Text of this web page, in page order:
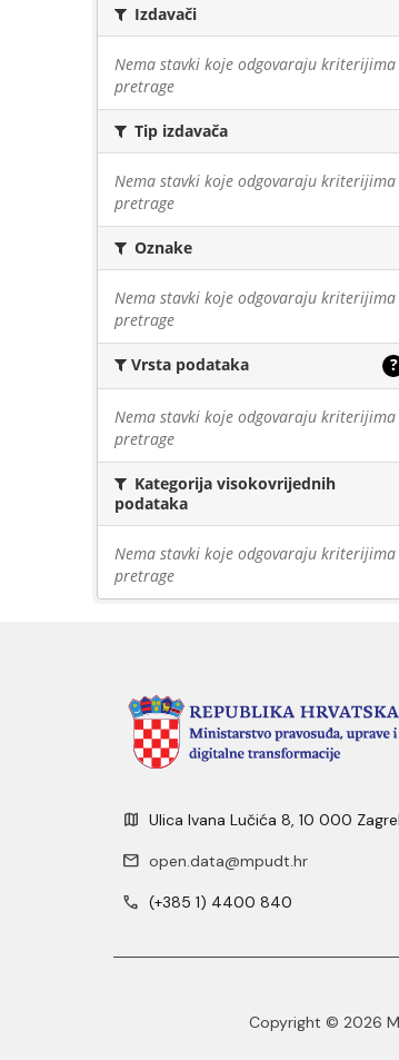
Izdavači
Nema stavki koje odgovaraju kriterijima
pretrage
Tip izdavača
Nema stavki koje odgovaraju kriterijima
pretrage
Oznake
Nema stavki koje odgovaraju kriterijima
pretrage
Vrsta podataka ?
Nema stavki koje odgovaraju kriterijima
pretrage
Kategorija visokovrijednih
podataka
Nema stavki koje odgovaraju kriterijima
pretrage